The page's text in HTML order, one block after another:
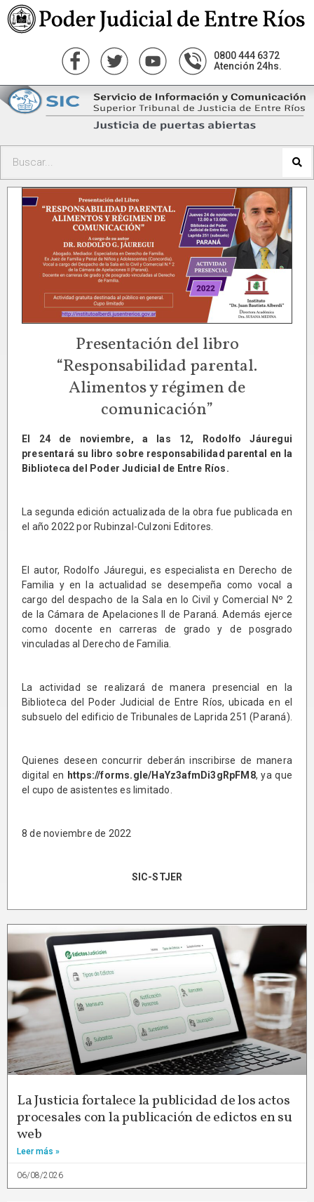
0800 444 6372
Atención 24hs.
Presentación del libro
“Responsabilidad parental.
Alimentos y régimen de
comunicación”
El 24 de noviembre, a las 12, Rodolfo Jáuregui
presentará su libro sobre responsabilidad parental en la
Biblioteca del Poder Judicial de Entre Ríos.
La segunda edición actualizada de la obra fue publicada en
el año 2022 por Rubinzal-Culzoni Editores.
El autor, Rodolfo Jáuregui, es especialista en Derecho de
Familia y en la actualidad se desempeña como vocal a
cargo del despacho de la Sala en lo Civil y Comercial Nº 2
de la Cámara de Apelaciones II de Paraná. Además ejerce
como docente en carreras de grado y de posgrado
vinculadas al Derecho de Familia.
La actividad se realizará de manera presencial en la
Biblioteca del Poder Judicial de Entre Ríos, ubicada en el
subsuelo del edificio de Tribunales de Laprida 251 (Paraná).
Quienes deseen concurrir deberán inscribirse de manera
digital en https://forms.gle/HaYz3afmDi3gRpFM8, ya que
el cupo de asistentes es limitado.
8 de noviembre de 2022
SIC-STJER
La Justicia fortalece la publicidad de los actos
procesales con la publicación de edictos en su
web
Leer más »
06/08/2026